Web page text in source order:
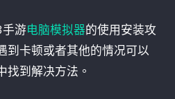
游电脑模拟器的使用安装攻
到卡顿或者其他的情况可以
找到解决方法。